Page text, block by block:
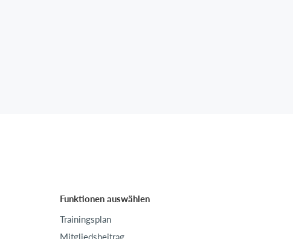
Funktionen auswählen
Trainingsplan